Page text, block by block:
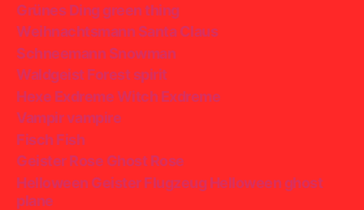
Grünes Ding green thing
Weihnachtsmann Santa Claus
Schneemann Snowman
Waldgeist Forest spirit
Hexe Exdreme Witch Exdreme
Vampir vampire
Fisch Fish
Geister Rose Ghost Rose
Helloween Geister Flugzeug Helloween ghost
plane